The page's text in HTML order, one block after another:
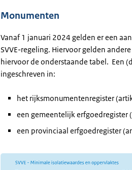
Monumenten
Vanaf 1 januari 2024 gelden er een
SVVE-regeling. Hiervoor gelden
hiervoor de onderstaande tabel. Een
ingeschreven in:
het rijksmonumentenregister
een gemeentelijk erfgoedregister
een provinciaal erfgoedregister